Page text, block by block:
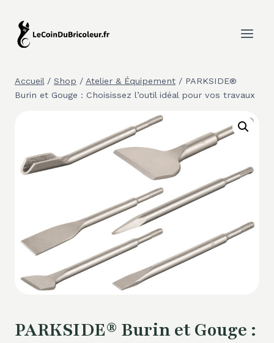
contenu
Accueil / Shop / Atelier & Équipement / PARKSIDE®
Burin et Gouge : Choisissez l’outil idéal pour vos travaux
PARKSIDE® Burin et Gouge :